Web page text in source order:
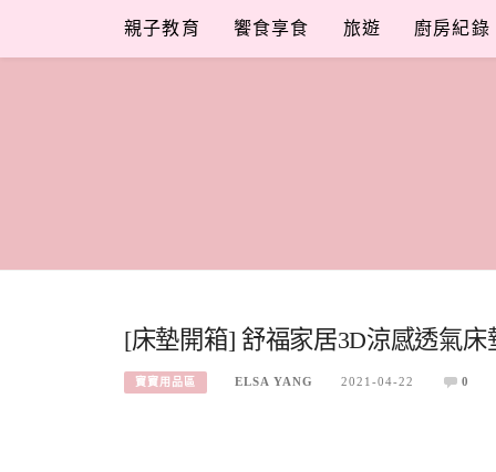
content
親子教育 饗食享食 旅遊 廚房紀錄
[床墊開箱] 舒福家居3D涼感透氣
寶寶用品區 ELSA YANG 2021-04-22 0